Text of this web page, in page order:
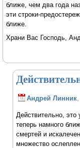
ближе, чем два года
эти строки-
ближе.
Храни Вас Господь,
Андрей Линник
Действительно, это
теперь намного
смертей и
множество